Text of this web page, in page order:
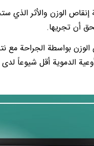
إنقاص الوزن والأثر
أن تجريها.
بواسطة الجراحة مع
الدموية أقل شيوعاً